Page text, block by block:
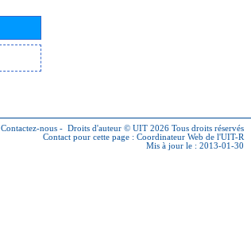
Contactez-nous - Droits d'auteur © UIT 2026 Tous droits réservés
Contact pour cette page : Coordinateur Web de l'UIT-R
Mis à jour le : 2013-01-30